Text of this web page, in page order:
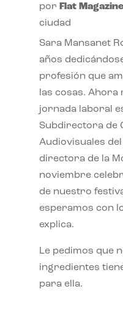
por Flat Magazine
ciudad
Sara Mansanet
años
profesión que
las cosas. Ahora
jornada laboral
Subdirectora de
Audiovisuales
directora de la
noviembre
de nuestro
esperamos con
explica.
Le pedimos que
ingredientes
para ella.